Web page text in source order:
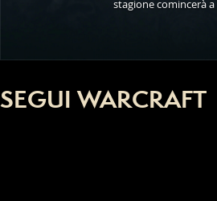
stagione comincerà
SEGUI WARCRAFT